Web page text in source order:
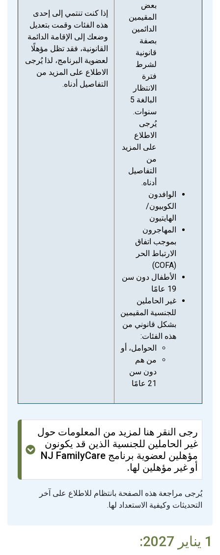
بعض
المقيمين
الدائمين
بصفة
قانونية
لشرط
فترة
الانتظار
البالغة 5
سنوات.
يُرجى
الاطلاع
على المزيد
من
التفاصيل
أدناه.
الوافدون
الكوبيون/
الهايتيون
المهاجرون
بموجب اتفاق
الارتباط الحر
(COFA)
الأطفال دون سن
19 عامًا
غير الحاملين
للجنسية المقيمين
بشكل قانوني من
هذه الفئات:
الحوامل، أو
من هم
دون سن
21 عامًا
إذا كنت تنتمي إلى إحدى
هذه الفئات وقمت بتعديل
وضعك إلى الإقامة الدائمة
القانونية، فقد تظل مؤهلًا
لعضوية البرنامج، لذا يُرجى
الاطلاع على المزيد من
التفاصيل أدناه.
رجى النقر هنا لمزيد من المعلومات حول
غير الحاملين للجنسية الذين قد يكونون
مؤهلين لعضوية برنامج NJ FamilyCare
أو غير مؤهلين لها.
يُرجى مراجعة هذه الصفحة بانتظام للاطلاع على آخر
التحديثات وكيفية الاستعداد لها.
1 يناير 2027: